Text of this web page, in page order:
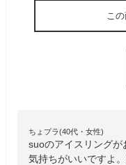
こ
ちょプラ(40代・女性)
suoのアイスリング
気持ちがいいですよ